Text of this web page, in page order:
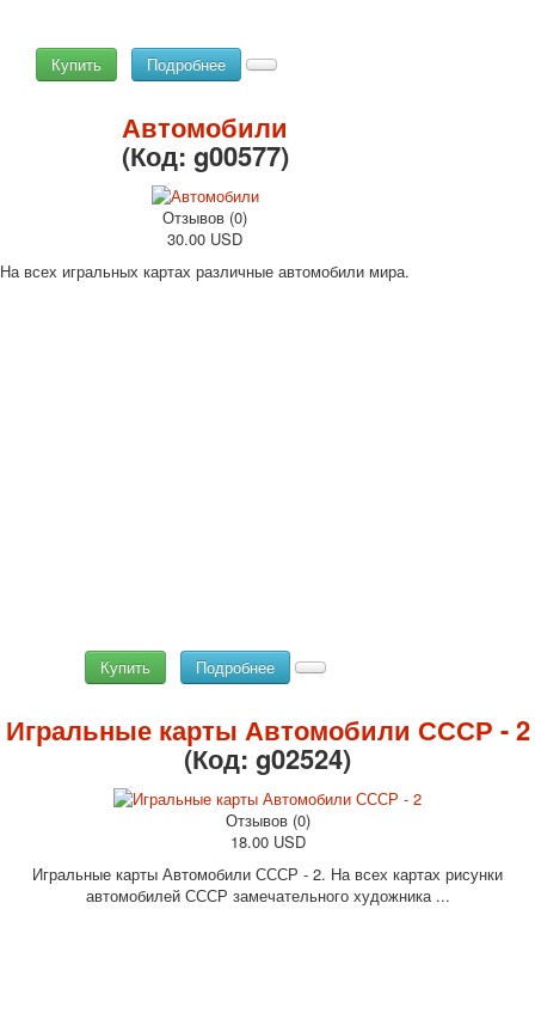
Купить Подробнее
Автомобили
(Код: g00577)
Отзывов (0)
30.00 USD
На всех игральных картах различные автомобили мира.
Купить Подробнее
Игральные карты Автомобили СССР - 2
(Код: g02524)
Отзывов (0)
18.00 USD
Игральные карты Автомобили СССР - 2. На всех картах рисунки
автомобилей СССР замечательного художника ...